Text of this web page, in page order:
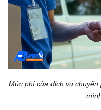
Mức phí của dịch vụ